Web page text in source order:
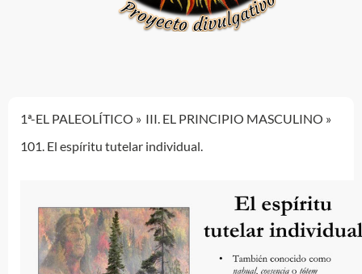
1ª-EL PALEOLÍTICO
III. EL PRINCIPIO MASCULINO
101. El espíritu tutelar individual.